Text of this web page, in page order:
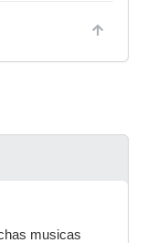
musicas